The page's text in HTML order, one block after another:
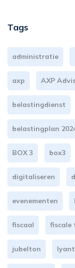
Tags
administratie
axp AXP
belastingdienst
belastingplan
BOX 3 box3
digitaliseren
evenementen
fiscaal fiscale
jubelton